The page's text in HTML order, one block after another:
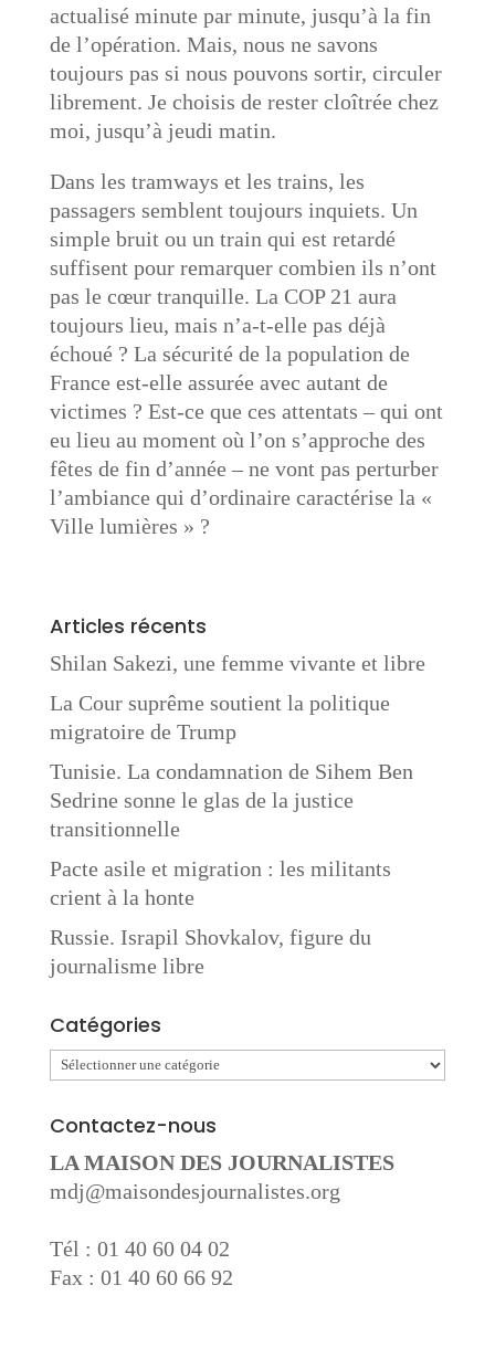
actualisé minute par minute, jusqu’à la fin
de l’opération. Mais, nous ne savons
toujours pas si nous pouvons sortir, circuler
librement. Je choisis de rester cloîtrée chez
moi, jusqu’à jeudi matin.
Dans les tramways et les trains, les
passagers semblent toujours inquiets. Un
simple bruit ou un train qui est retardé
suffisent pour remarquer combien ils n’ont
pas le cœur tranquille. La COP 21 aura
toujours lieu, mais n’a-t-elle pas déjà
échoué ? La sécurité de la population de
France est-elle assurée avec autant de
victimes ? Est-ce que ces attentats – qui ont
eu lieu au moment où l’on s’approche des
fêtes de fin d’année – ne vont pas perturber
l’ambiance qui d’ordinaire caractérise la «
Ville lumières » ?
Articles récents
Shilan Sakezi, une femme vivante et libre
La Cour suprême soutient la politique
migratoire de Trump
Tunisie. La condamnation de Sihem Ben
Sedrine sonne le glas de la justice
transitionnelle
Pacte asile et migration : les militants
crient à la honte
Russie. Israpil Shovkalov, figure du
journalisme libre
Catégories
Catégories
Contactez-nous
LA MAISON DES JOURNALISTES
mdj@maisondesjournalistes.org
Tél : 01 40 60 04 02
Fax : 01 40 60 66 92